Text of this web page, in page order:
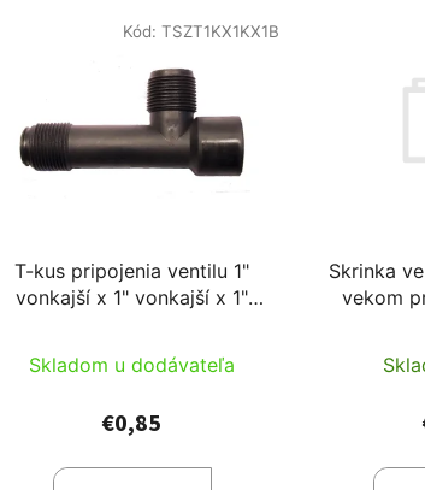
T-kus pripojenia ventilu 1"
vonkajší x 1" vonkajší x 1"
Skladom u dodávateľa
€0,85
Kód: TSZT1KX1KX1B
Skrinka
vekom